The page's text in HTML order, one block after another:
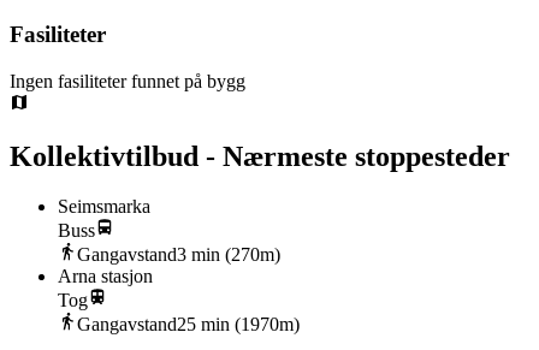
Fasiliteter
Ingen fasiliteter funnet på bygg
Kollektivtilbud - Nærmeste stoppesteder
Seimsmarka
Buss
Gangavstand3 min (270m)
Arna stasjon
Tog
Gangavstand25 min (1970m)